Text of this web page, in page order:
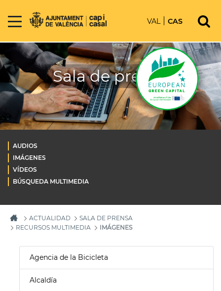
VAL CAS
Sala de prensa
AUDIOS
IMÁGENES
VÍDEOS
BÚSQUEDA MULTIMEDIA
ACTUALIDAD
SALA DE PRENSA
RECURSOS MULTIMEDIA
IMÁGENES
Agencia de la Bicicleta
Alcaldía